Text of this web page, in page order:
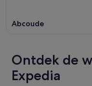
Abcoude
Ontdek de
Expedia